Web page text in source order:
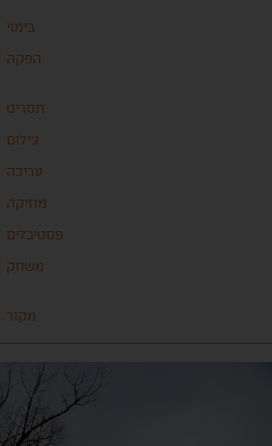
בימוי
הפקה
תסריט
צילום
עריכה
מוזיקה
פסטיבלים
משחק
מקור